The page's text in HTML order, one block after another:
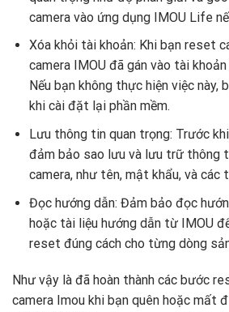
camera vào ứng dụng IMOU Life
Xóa khỏi tài khoản: Khi bạn reset
camera IMOU đã gán vào tài
Nếu bạn không thực hiện việc này,
khi cài đặt lại phần mềm.
Lưu thông tin quan trọng: Trước
đảm bảo sao lưu và lưu trữ thông
camera, như tên, mật khẩu, và các
Đọc hướng dẫn: Đảm bảo đọc
hoặc tài liệu hướng dẫn từ IMOU
reset đúng cách cho từng dòng
Như vậy là đã hoàn thành các bước
camera Imou khi bạn quên hoặc mất